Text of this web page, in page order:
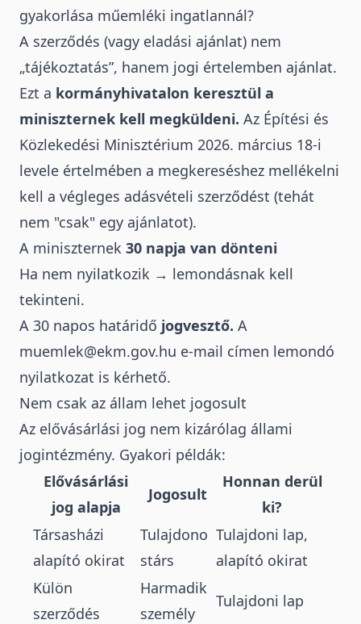
gyakorlása műemléki ingatlannál?
A szerződés (vagy eladási ajánlat) nem
„tájékoztatás”, hanem jogi értelemben ajánlat.
Ezt a kormányhivatalon keresztül a
miniszternek kell megküldeni. Az Építési és
Közlekedési Minisztérium 2026. március 18-i
levele értelmében a megkereséshez mellékelni
kell a végleges adásvételi szerződést (tehát
nem "csak" egy ajánlatot).
A miniszternek 30 napja van dönteni
Ha nem nyilatkozik → lemondásnak kell
tekinteni.
A 30 napos határidő jogvesztő. A
muemlek@ekm.gov.hu e-mail címen lemondó
nyilatkozat is kérhető.
Nem csak az állam lehet jogosult
Az elővásárlási jog nem kizárólag állami
jogintézmény. Gyakori példák:
Elővásárlási
jog alapja
Jogosult
Honnan derül
ki?
Társasházi
alapító okirat
Tulajdono
stárs
Tulajdoni lap,
alapító okirat
Külön
szerződés
Harmadik
személy
Tulajdoni lap